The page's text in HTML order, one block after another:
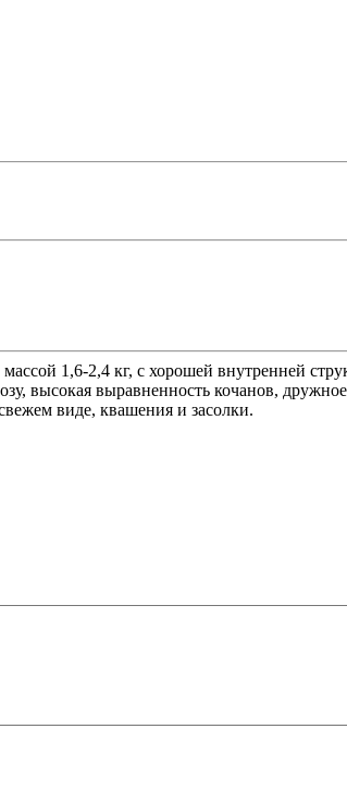
1,6-2,4 кг, с хорошей внутренней
высокая выравненность кочанов,
виде, квашения и засолки.